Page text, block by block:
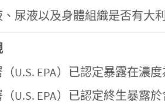
尿液以及身體組織是否有大
U.S. EPA）已認定暴露在濃
U.S. EPA）已認定終生暴露